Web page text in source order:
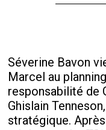
Séverine Bavon
Marcel au
responsabilité de
Ghislain
stratégique.